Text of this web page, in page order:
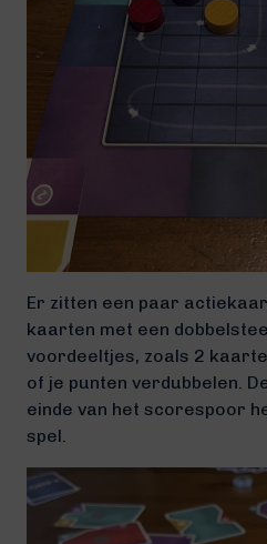
Er zitten een paar
kaarten met een
voordeeltjes, zoals 2
of je punten verdubbelen.
einde van het scorespoor
spel.